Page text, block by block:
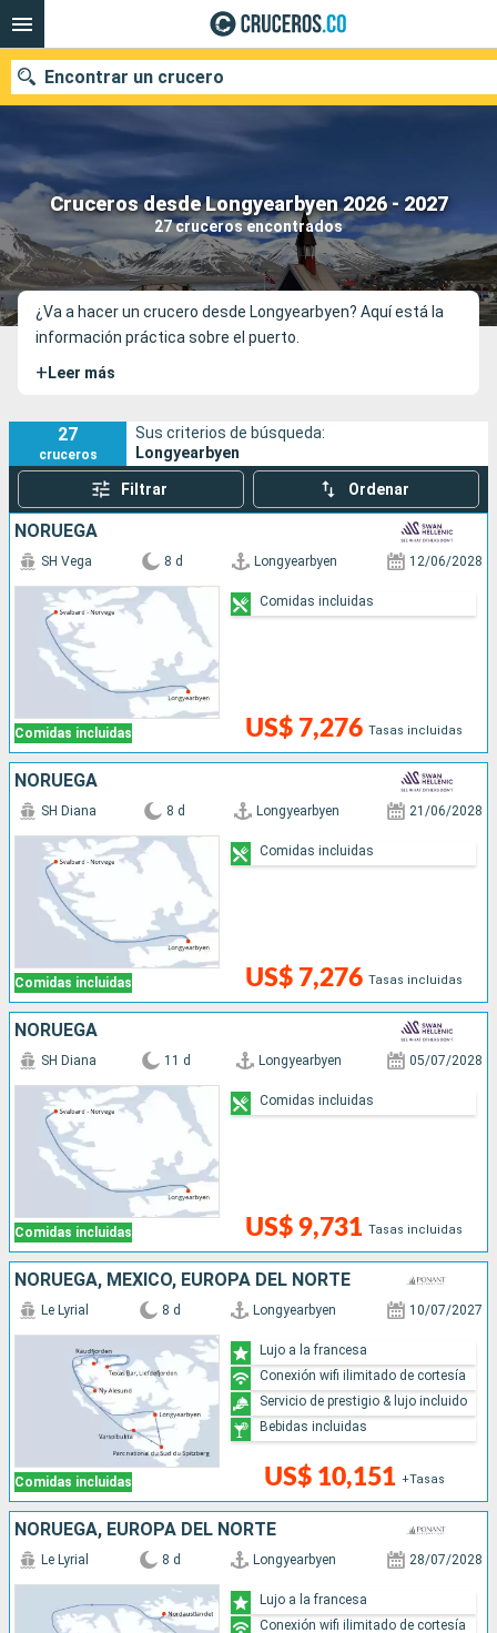
Cruceros desde Longyearbyen 2026 - 2027
27 cruceros encontrados
Encontrar un crucero
Fecha de salida
Buscar
¿Va a hacer un crucero desde Longyearbyen? Aquí está la
información práctica sobre el puerto.
+ Leer más
27
cruceros
Sus criterios de búsqueda:
Longyearbyen
Filtrar Ordenar
NORUEGA
Comidas incluidas
SH Vega 8 d Longyearbyen 12/06/2028
US$ 7,276 Tasas incluidas
Comidas incluidas
NORUEGA
Comidas incluidas
SH Diana 8 d Longyearbyen 21/06/2028
US$ 7,276 Tasas incluidas
Comidas incluidas
NORUEGA
Comidas incluidas
SH Diana 11 d Longyearbyen 05/07/2028
US$ 9,731 Tasas incluidas
Comidas incluidas
NORUEGA, MÉXICO, EUROPA DEL NORTE
Comidas incluidas
Le Lyrial 8 d Longyearbyen 10/07/2027
US$ 10,151 +Tasas
Lujo a la francesa
Conexión wifi ilimitado de cortesía
Servicio de prestigio & lujo incluido
Bebidas incluidas
NORUEGA, EUROPA DEL NORTE
Le Lyrial 8 d Longyearbyen 28/07/2028
Lujo a la francesa
Conexión wifi ilimitado de cortesía